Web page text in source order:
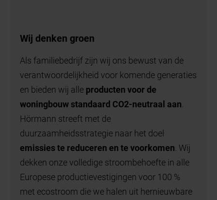
Wij denken groen
Als familiebedrijf zijn wij ons bewust van de
verantwoordelijkheid voor komende generaties
en bieden wij alle producten voor de
woningbouw standaard CO2-neutraal aan
Hörmann streeft met de
duurzaamheidsstrategie naar het doel
emissies te reduceren en te voorkomen . Wij
dekken onze volledige stroombehoefte in alle
Europese productievestigingen voor 100 %
met ecostroom die we halen uit hernieuwbare